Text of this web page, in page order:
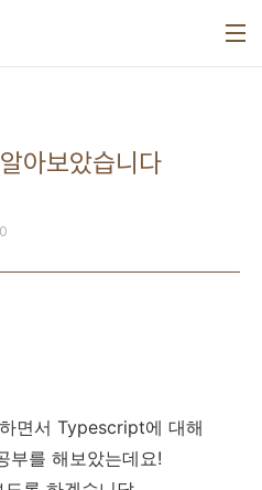
아보았습니다
면서 Typescript에 대해
부를 해보았는데요!